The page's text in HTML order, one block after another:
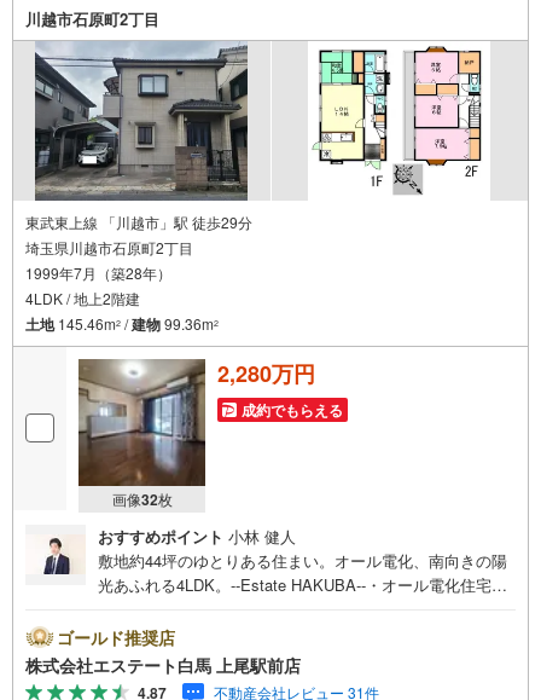
川越市石原町2丁目
東武東上線 「川越市」駅 徒歩29分
埼玉県川越市石原町2丁目
1999年7月（築28年）
4LDK / 地上2階建
土地145.46m2 /建物99.36m2
画像32枚
2,280万円
成約でもらえる
おすすめポイント 小林 健人
敷地約44坪のゆとりある住まい。オール電化、南向きの陽
光あふれる4LDK。--Estate HAKUBA--・オール電化住宅に
ニー、陽当たり良好で明るい住空間。・敷地面積約44坪、
お庭やカースペース2台分を確保。・4LDKの使い勝手の良
い間取り、ご家族でゆったり寛げます。・前面道路は幅員
ゴールド推奨店
株式会社エステート白馬 上尾駅前店
4.87 不動産会社レビュー 31件